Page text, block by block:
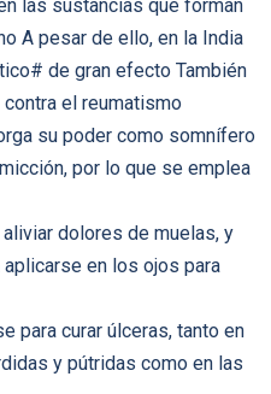
las sustancias que forman
A pesar de ello, en la India
de gran efecto También
el reumatismo
su poder como somnífero
por lo que se emplea
dolores de muelas, y
en los ojos para
para curar úlceras, tanto en
y pútridas como en las